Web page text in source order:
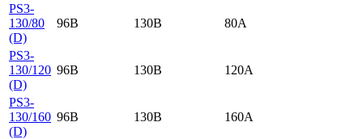
PS3-
130/80
(D)
96B 130B 80A
PS3-
130/120
(D)
96B 130B 120A
PS3-
130/160
(D)
96B 130B 160A